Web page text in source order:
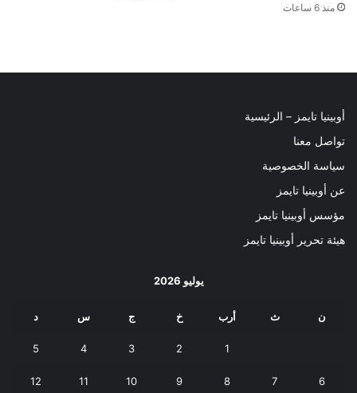
منذ 6 ساعات
أوبينيا تايمز – الرئيسية
تواصل معنا
سياسة الخصوصية
عن أوبينيا تايمز
مؤسس أوبينيا تايمز
هيئة تحرير أوبينيا تايمز
يوليو 2026
ن ث أرب خ ج س د
1
2
3
4
5
6
7
8
9
10
11
12